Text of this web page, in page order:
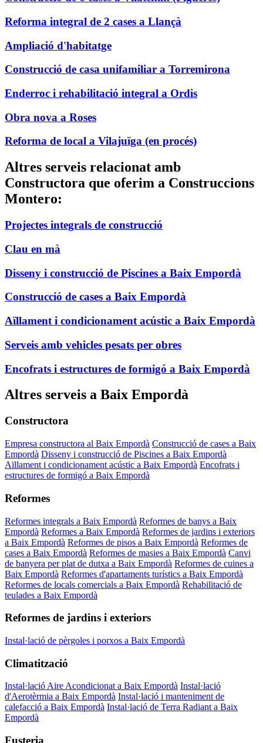
Reforma integral de 2 cases a Llançà
Ampliació d'habitatge
Construcció de casa unifamiliar a Torremirona
Enderroc i rehabilitació integral a Ordis
Obra nova a Roses
Reforma de local a Vilajuïga (en procés)
Altres serveis relacionat amb
Constructora que oferim a Construccions
Montero:
Projectes integrals de construcció
Clau en mà
Disseny i construcció de Piscines a Baix Empordà
Construcció de cases a Baix Empordà
Aïllament i condicionament acústic a Baix Empordà
Serveis amb vehicles pesats per obres
Encofrats i estructures de formigó a Baix Empordà
Altres serveis a Baix Empordà
Constructora
Empresa constructora al Baix Empordà Construcció de cases a Baix
Empordà Disseny i construcció de Piscines a Baix Empordà
Aïllament i condicionament acústic a Baix Empordà Encofrats i
estructures de formigó a Baix Empordà
Reformes
Reformes integrals a Baix Empordà Reformes de banys a Baix
Empordà Reformes a Baix Empordà Reformes de jardins i exteriors
a Baix Empordà Reformes de pisos a Baix Empordà Reformes de
cases a Baix Empordà Reformes de masies a Baix Empordà Canvi
de banyera per plat de dutxa a Baix Empordà Reformes de cuines a
Baix Empordà Reformes d'apartaments turístics a Baix Empordà
Reformes de locals comercials a Baix Empordà Rehabilitació de
teulades a Baix Empordà
Reformes de jardins i exteriors
Instal·lació de pèrgoles i porxos a Baix Empordà
Climatització
Instal·lació Aire Acondicionat a Baix Empordà Instal·lació
d'Aerotèrmia a Baix Empordà Instal·lació i manteniment de
calefacció a Baix Empordà Instal·lació de Terra Radiant a Baix
Empordà
Fusteria